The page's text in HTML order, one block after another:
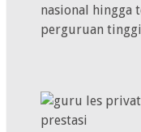
nasional hingga
perguruan